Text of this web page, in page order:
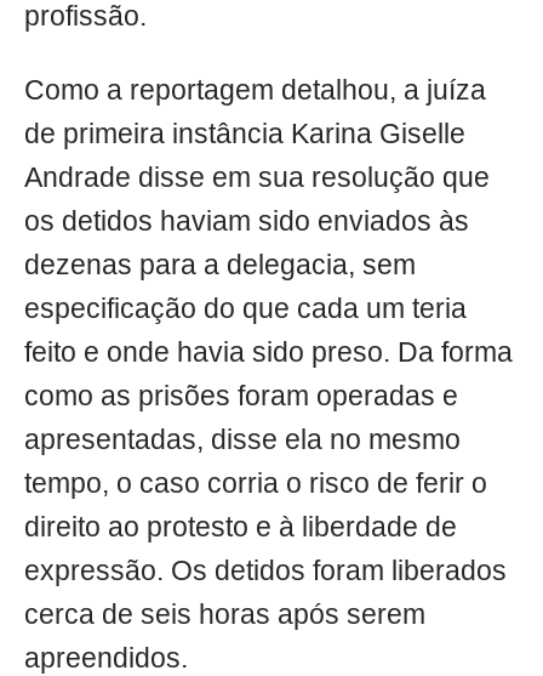
profissão.
Como a reportagem detalhou, a juíza
de primeira instância Karina Giselle
Andrade disse em sua resolução que
os detidos haviam sido enviados às
dezenas para a delegacia, sem
especificação do que cada um teria
feito e onde havia sido preso. Da forma
como as prisões foram operadas e
apresentadas, disse ela no mesmo
tempo, o caso corria o risco de ferir o
direito ao protesto e à liberdade de
expressão. Os detidos foram liberados
cerca de seis horas após serem
apreendidos.